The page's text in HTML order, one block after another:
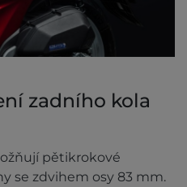
zadního kola
pětikrokové
se zdvihem osy 83 mm.